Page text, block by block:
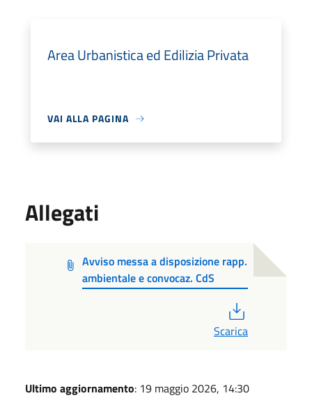
Area Urbanistica ed Edilizia Privata
VAI ALLA PAGINA
Allegati
Avviso messa a disposizione rapp.
ambientale e convocaz. CdS
Scarica
Ultimo aggiornamento: 19 maggio 2026, 14:30